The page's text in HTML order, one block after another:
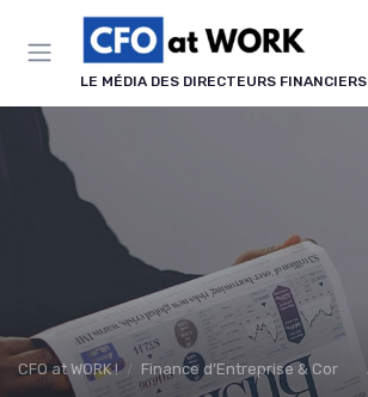
LE MÉDIA DES DIRECTEURS FINANCIERS
CFO at WORK ! Finance d’Entreprise & Corporate Finance
Panneau de gestion des cookies